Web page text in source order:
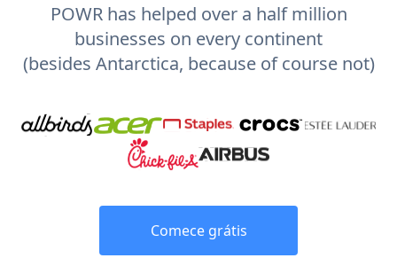
POWR has helped over a half million
businesses on every continent
(besides Antarctica, because of course not)
Comece grátis